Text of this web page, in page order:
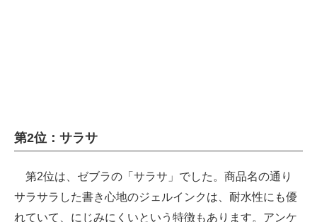
第2位：サラサ
第2位は、ゼブラの「サラサ」でした。商品名の通り
サラサラした書き心地のジェルインクは、耐水性にも優
れていて、にじみにくいという特徴もあります。アンケ